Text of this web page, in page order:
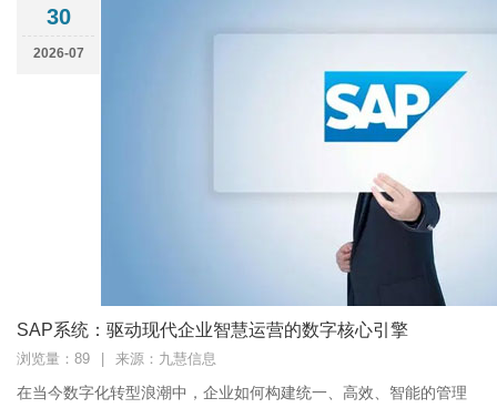
30
2026-07
SAP系统：驱动现代企业智慧运营的数字核心引擎
浏览量：89 来源：九慧信息
在当今数字化转型浪潮中，企业如何构建统一、高效、智能的管理